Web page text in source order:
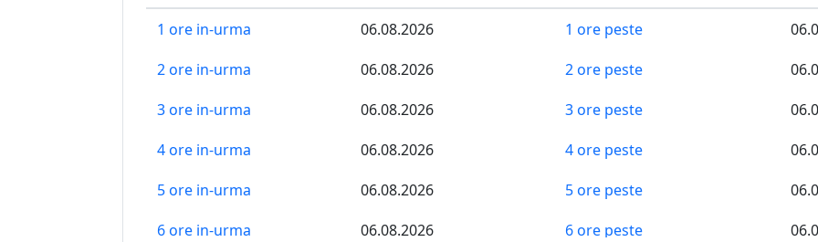
1 ore in-urma 06.08.2026 1 ore peste
2 ore in-urma
06.08.2026 2 ore peste
3 ore in-urma
06.08.2026 3 ore peste
4 ore in-urma
06.08.2026 4 ore peste
5 ore in-urma
06.08.2026 5 ore peste
6 ore in-urma
06.08.2026 6 ore peste